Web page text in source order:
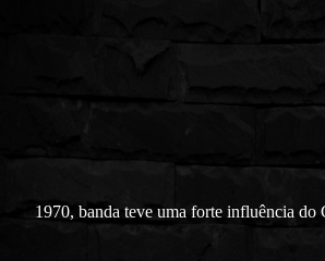
1970, banda teve uma forte influência do